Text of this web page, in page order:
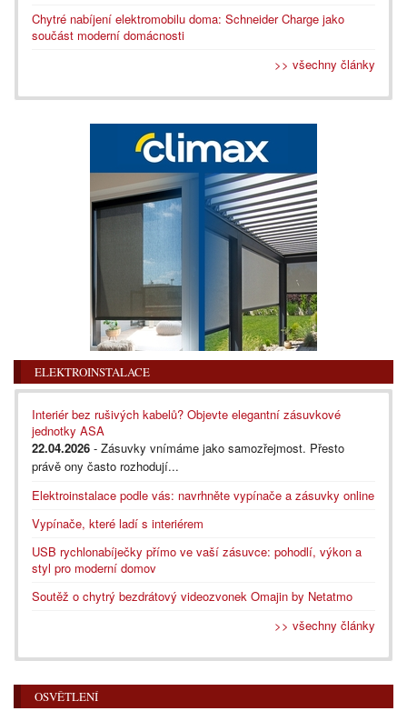
Chytré nabíjení elektromobilu doma: Schneider Charge jako
součást moderní domácnosti
>> všechny články
ELEKTROINSTALACE
Interiér bez rušivých kabelů? Objevte elegantní zásuvkové
jednotky ASA
22.04.2026 - Zásuvky vnímáme jako samozřejmost. Přesto
právě ony často rozhodují...
Elektroinstalace podle vás: navrhněte vypínače a zásuvky online
Vypínače, které ladí s interiérem
USB rychlonabíječky přímo ve vaší zásuvce: pohodlí, výkon a
styl pro moderní domov
Soutěž o chytrý bezdrátový videozvonek Omajin by Netatmo
>> všechny články
OSVĚTLENÍ